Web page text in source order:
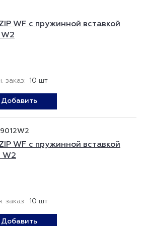
WF с пружинной вставкой
заказ: 10 шт
Добавить
WF с пружинной вставкой
W2
заказ: 10 шт
Добавить